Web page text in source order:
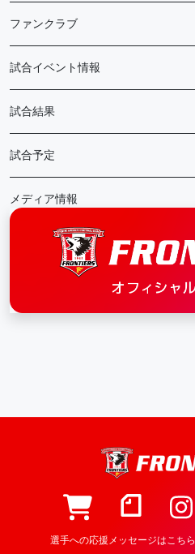
ファンクラブ
試合イベント情報
試合結果
試合予定
メディア情報
選手への応援メッセージはこちら